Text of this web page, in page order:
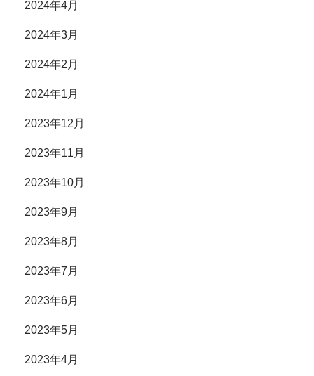
2024年4月
2024年3月
2024年2月
2024年1月
2023年12月
2023年11月
2023年10月
2023年9月
2023年8月
2023年7月
2023年6月
2023年5月
2023年4月